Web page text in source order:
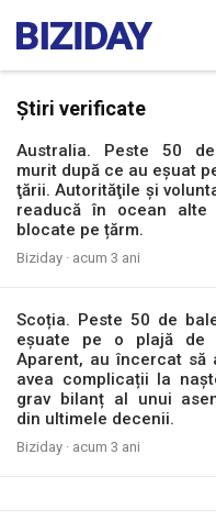
Știri verificate
Australia. Peste 50
murit după ce au eșuat
ţării. Autorităţile şi
readucă în ocean alte
blocate pe țărm.
Biziday · acum 3 ani
Scoția. Peste 50 de
eșuate pe o plajă de
Aparent, au încercat să
avea complicații la
grav bilanț al unui
din ultimele decenii.
Biziday · acum 3 ani